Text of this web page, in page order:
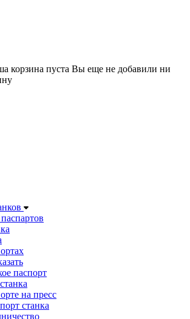
корзина пуста Вы еще не добавили ни
паспорт
на пресс
станка